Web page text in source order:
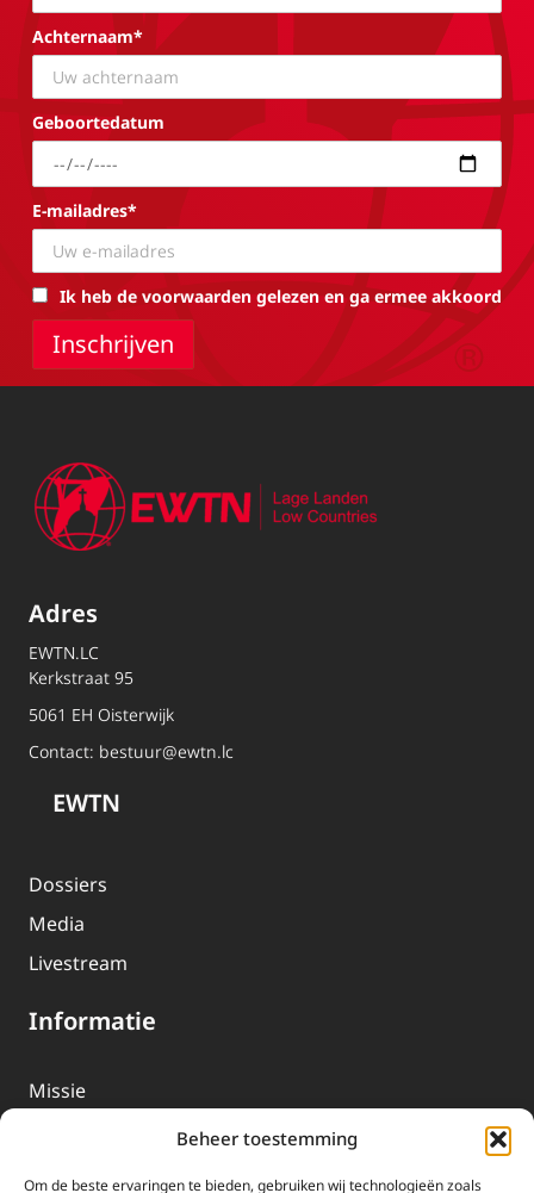
Beheer toestemming
Om de beste ervaringen te bieden, gebruiken wij technologieën zoals
Achternaam*
Geboortedatum
E-mailadres*
Ik heb de voorwaarden gelezen en ga ermee akkoord
Adres
EWTN.LC
Kerkstraat 95
5061 EH Oisterwijk
Contact: bestuur@ewtn.lc
EWTN
Dossiers
Media
Livestream
Informatie
Missie